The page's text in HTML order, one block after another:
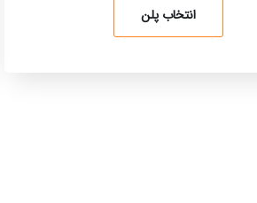
انتخاب پلن